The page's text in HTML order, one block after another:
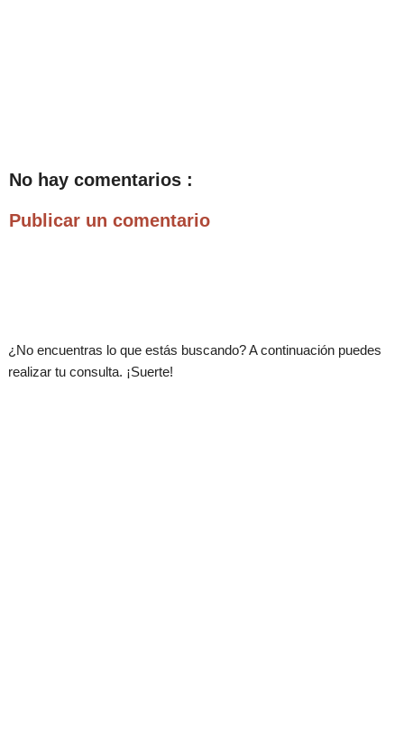
No hay comentarios :
Publicar un comentario
¿No encuentras lo que estás buscando? A continuación puedes
realizar tu consulta. ¡Suerte!